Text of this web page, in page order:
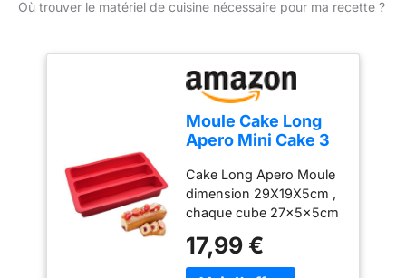
Où trouver le matériel de cuisine nécessaire pour ma recette ?
Moule Cake Long
Apero Mini Cake 3
Apéritif Pâtisserie
Moule Silicone
Gateau
Rectanguilaire
29x19cm (Rouge)
Cake Long Apero Moule
dimension 29X19X5cm ,
chaque cube 27x5x5cm
Alimentaire . Facile
Démoulage.Antiadhésif
17,99 €